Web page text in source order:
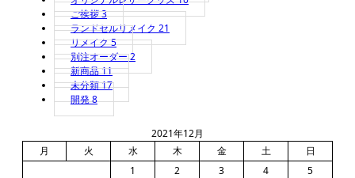
ご挨拶3
ランドセルリメイク 21
リメイク5
別注オーダー2
新商品11
未分類17
開発8
2021年12月
月
火 水 木 金 土
日
1
2 3 4
5